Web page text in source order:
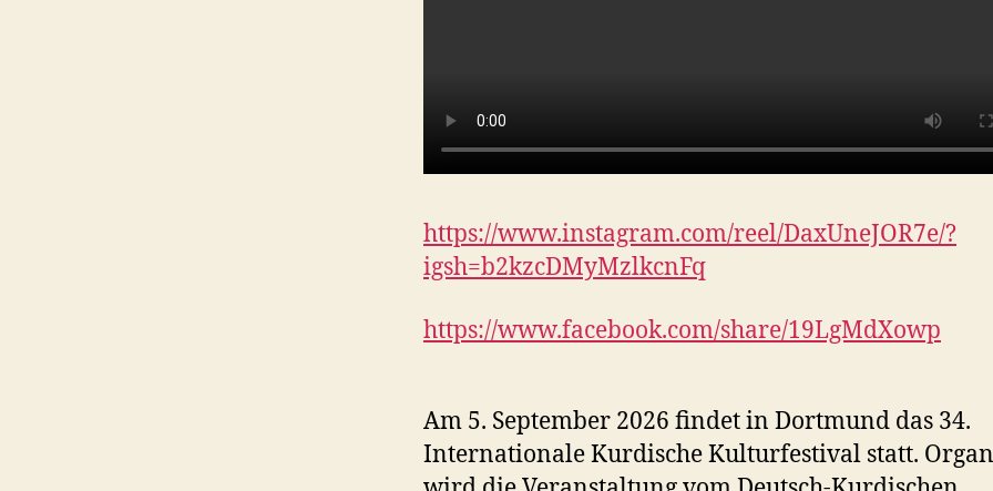
https://www.instagram.com/reel/DaxUneJOR7e/?
igsh=b2kzcDMyMzlkcnFq
https://www.facebook.com/share/19LgMdXowp
Am 5. September 2026 findet in Dortmund das 34.
Internationale Kurdische Kulturfestival statt.